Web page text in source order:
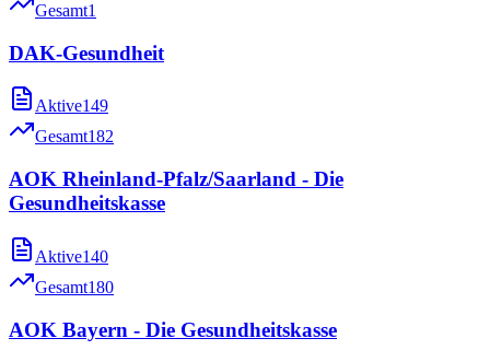
Gesamt1
DAK-Gesundheit
Aktive149
Gesamt182
AOK Rheinland-Pfalz/Saarland - Die
Gesundheitskasse
Aktive140
Gesamt180
AOK Bayern - Die Gesundheitskasse